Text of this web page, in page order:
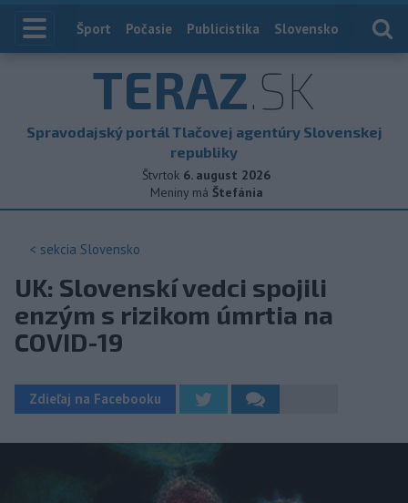
Index
Šport Počasie Publicistika Slovensko
TERAZ.SK
Spravodajský portál Tlačovej agentúry Slovenskej
republiky
Štvrtok 6. august 2026
Meniny má Štefánia
< sekcia Slovensko
UK: Slovenskí vedci spojili
enzým s rizikom úmrtia na
COVID-19
Zdieľaj na Facebooku